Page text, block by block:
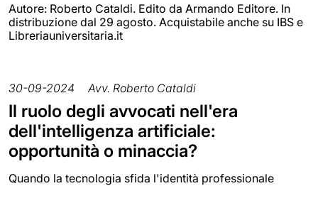
Autore: Roberto Cataldi. Edito da Armando Editore. In
distribuzione dal 29 agosto. Acquistabile anche su IBS e
Libreriauniversitaria.it
30-09-2024 Avv. Roberto Cataldi
Il ruolo degli avvocati nell'era
dell'intelligenza artificiale:
opportunità o minaccia?
Quando la tecnologia sfida l'identità professionale